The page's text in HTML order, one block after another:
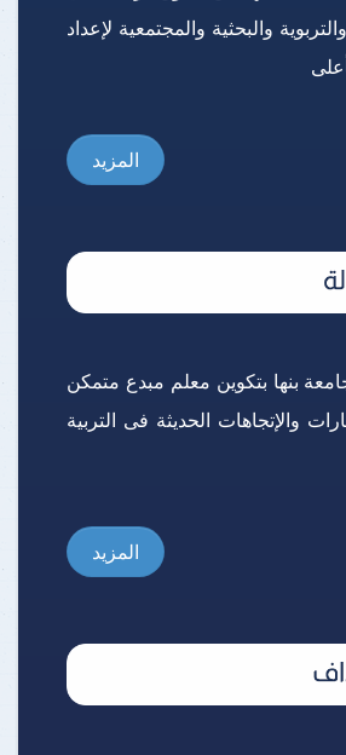
والبحثية والمجتمعية لإعداد
المزيد
جامعة بنها بتكوين معلم مبدع متمكن
والإتجاهات الحديثة فى التربية
المزيد